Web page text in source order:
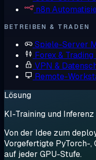
n8n
BETREIBEN & TRADEN
Spiele-Server
Forex & Trading
VPN &
Remote-
Lösung
KI-Training und Inferenz
Von der Idee zum
Vorgefertigte PyTorch-,
auf jeder GPU-Stufe.